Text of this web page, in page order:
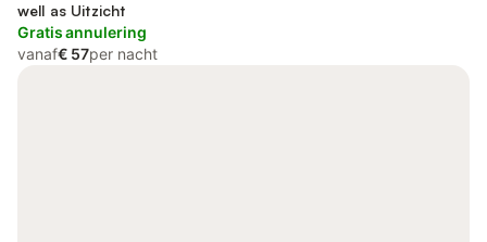
well as Uitzicht
Gratis annulering
vanaf€ 57per nacht